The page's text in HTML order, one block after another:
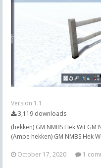
Version 1.1
3,119 downloads
(hekken) GM NMBS Hek Wit GM
(Ampe hekken) GM NMBS Hek
October 17, 2020 1